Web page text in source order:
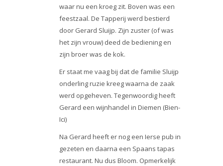
waar nu een kroeg zit. Boven was een
feestzaal. De Tapperij werd bestierd
door Gerard Sluijp. Zijn zuster (of was
het zijn vrouw) deed de bediening en
zijn broer was de kok.
Er staat me vaag bij dat de familie Sluijp
onderling ruzie kreeg waarna de zaak
werd opgeheven. Tegenwoordig heeft
Gerard een wijnhandel in Diemen (Bien-
Ici)
Na Gerard heeft er nog een Ierse pub in
gezeten en daarna een Spaans tapas
restaurant. Nu dus Bloom. Opmerkelijk